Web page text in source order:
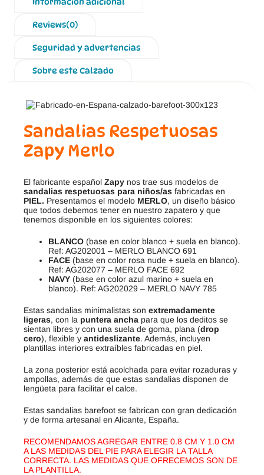
Reviews(0)
Seguridad y advertencias
Sobre este Calzado
Sandalias Respetuosas
Zapy Merlo
El fabricante español Zapy nos trae sus modelos de
sandalias respetuosas para niños/as fabricadas en
PIEL. Presentamos el modelo MERLO, un diseño básico
que todos debemos tener en nuestro zapatero y que
tenemos disponible en los siguientes colores:
BLANCO (base en color blanco + suela en blanco).
Ref: AG202001 – MERLO BLANCO 691
FACE (base en color rosa nude + suela en blanco).
Ref: AG202077 – MERLO FACE 692
NAVY (base en color azul marino + suela en
blanco). Ref: AG202029 – MERLO NAVY 785
Estas sandalias minimalistas son extremadamente
ligeras, con la puntera ancha para que los deditos se
sientan libres y con una suela de goma, plana (drop
cero), flexible y antideslizante. Además, incluyen
plantillas interiores extraíbles fabricadas en piel.
La zona posterior está acolchada para evitar rozaduras y
ampollas, además de que estas sandalias disponen de
lengüeta para facilitar el calce.
Estas sandalias barefoot se fabrican con gran dedicación
y de forma artesanal en Alicante, España.
RECOMENDAMOS AGREGAR ENTRE 0.8 CM Y 1.0 CM
A LAS MEDIDAS DEL PIE PARA ELEGIR LA TALLA
CORRECTA. LAS MEDIDAS QUE OFRECEMOS SON DE
LA PLANTILLA.